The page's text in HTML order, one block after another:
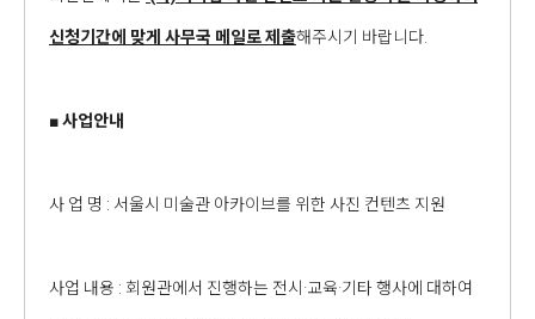
신청기간에 맞게 사무국 메일로 제출해주시기 바랍니다.
■사업안내
사 업 명 : 서울시 미술관 아카이브를 위한 사진 컨텐츠 지원
사업 내용 : 회원관에서 진행하는 전시·교육·기타 행사에 대하여